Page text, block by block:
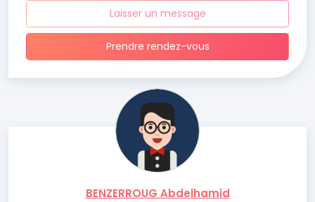
Laisser un message
Prendre rendez-vous
BENZERROUG Abdelhamid